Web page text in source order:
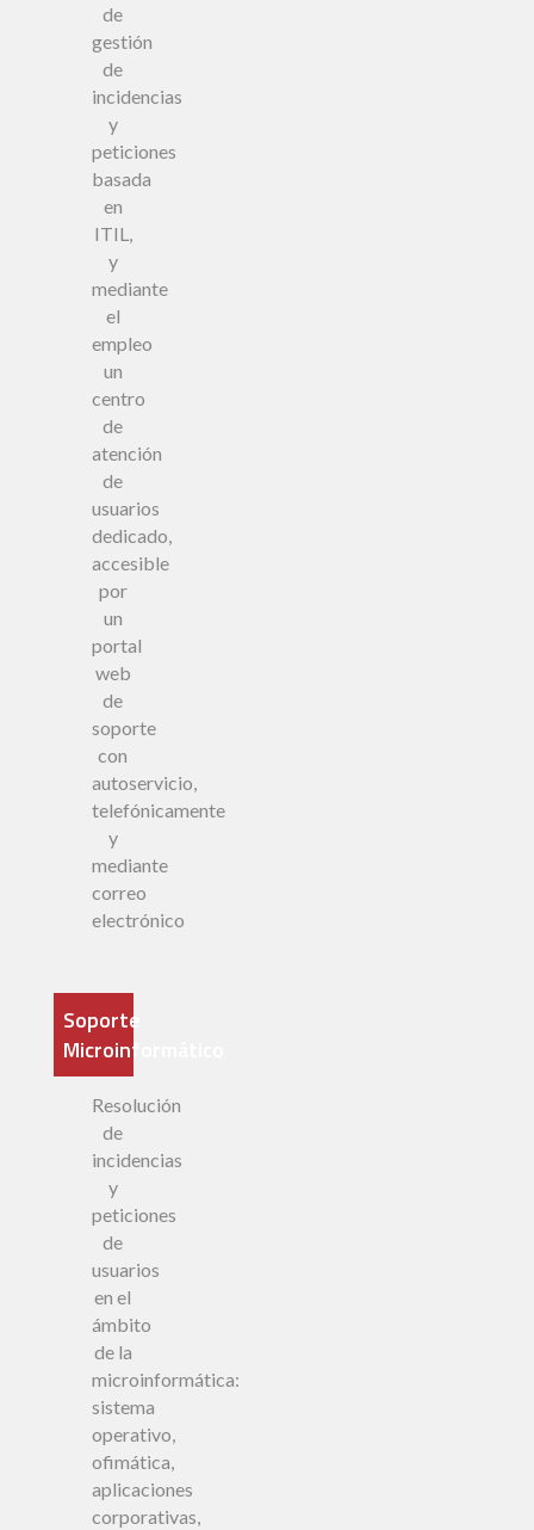
de
gestión
de
incidencias
y
peticiones
basada
en
ITIL,
y
mediante
el
empleo
un
centro
de
atención
de
usuarios
dedicado,
accesible
por
un
portal
web
de
soporte
con
autoservicio,
telefónicamente
y
mediante
correo
electrónico
Soporte
Microinformático
Resolución
de
incidencias
y
peticiones
de
usuarios
en el
ámbito
de la
microinformática:
sistema
operativo,
ofimática,
aplicaciones
corporativas,